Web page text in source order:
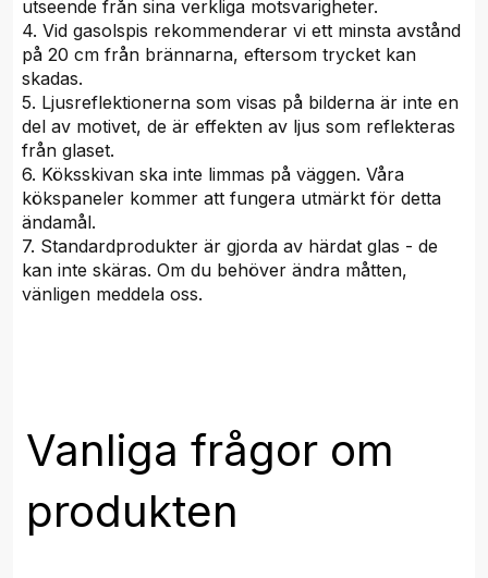
utseende från sina verkliga motsvarigheter.
4. Vid gasolspis rekommenderar vi ett minsta avstånd
på 20 cm från brännarna, eftersom trycket kan
skadas.
5. Ljusreflektionerna som visas på bilderna är inte en
del av motivet, de är effekten av ljus som reflekteras
från glaset.
6. Köksskivan ska inte limmas på väggen. Våra
kökspaneler kommer att fungera utmärkt för detta
ändamål.
7. Standardprodukter är gjorda av härdat glas - de
kan inte skäras. Om du behöver ändra måtten,
vänligen meddela oss.
Vanliga frågor om
produkten